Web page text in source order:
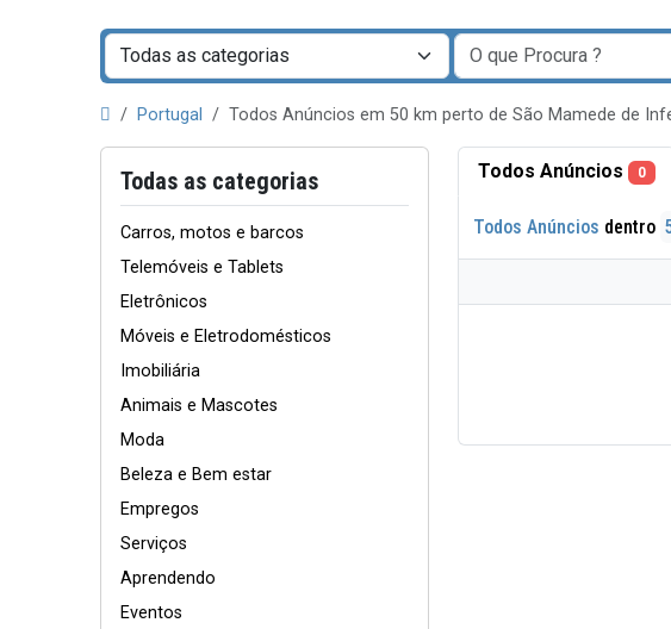
Portugal Todos Anúncios em 50 km perto de São Mamede de
Todas as categorias
Carros, motos e barcos
Telemóveis e Tablets
Eletrônicos
Móveis e Eletrodomésticos
Imobiliária
Animais e Mascotes
Moda
Beleza e Bem estar
Empregos
Serviços
Aprendendo
Eventos
Todos Anúncios 0
Todos Anúncios dentro